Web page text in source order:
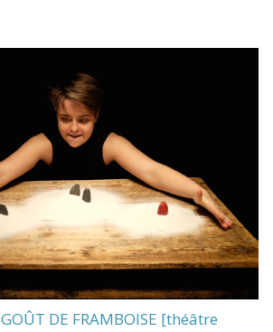
GOÛT DE FRAMBOISE [théâtre